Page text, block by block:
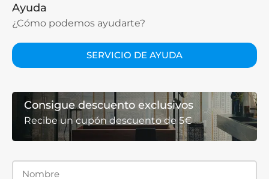
Ayuda
¿Cómo podemos ayudarte?
SERVICIO DE AYUDA
Consigue descuento exclusivos
Recibe un cupón descuento de 5€